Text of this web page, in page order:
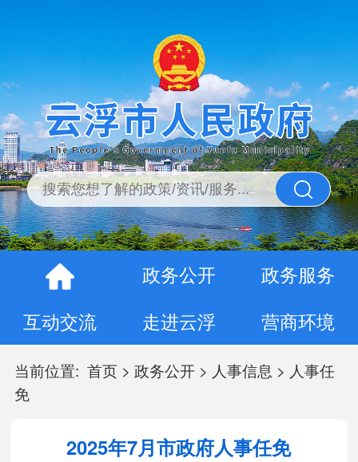
政务公开
政务服务
互动交流
走进云浮 营商环境
当前位置: 首页> 政务公开> 人事信息 > 人事任
免
2025年7月市政府人事任免